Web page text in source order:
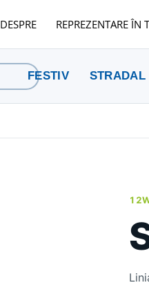
DESPRE REPREZENTARE ÎN
FESTIV STRADAL